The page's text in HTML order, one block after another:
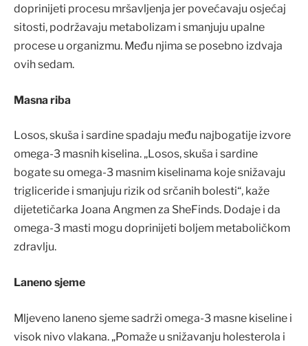
doprinijeti procesu mršavljenja jer povećavaju osjećaj
sitosti, podržavaju metabolizam i smanjuju upalne
procese u organizmu. Među njima se posebno izdvaja
ovih sedam.
Masna riba
Losos, skuša i sardine spadaju među najbogatije izvore
omega-3 masnih kiselina. „Losos, skuša i sardine
bogate su omega-3 masnim kiselinama koje snižavaju
trigliceride i smanjuju rizik od srčanih bolesti“, kaže
dijetetičarka Joana Angmen za SheFinds. Dodaje i da
omega-3 masti mogu doprinijeti boljem metaboličkom
zdravlju.
Laneno sjeme
Mljeveno laneno sjeme sadrži omega-3 masne kiseline i
visok nivo vlakana. „Pomaže u snižavanju holesterola i